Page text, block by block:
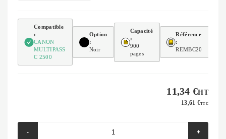
Compatible
:
CANON
MULTIPASS
C 2500
Option
:
Noir
Capacité
:
900
pages
Référence
:
REMBC20
11,34 €HT
13,61 €TTC
- +